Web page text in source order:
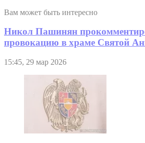
Вам может быть интересно
Никол Пашинян
провокацию в храме Святой
15:45, 29 мар 2026